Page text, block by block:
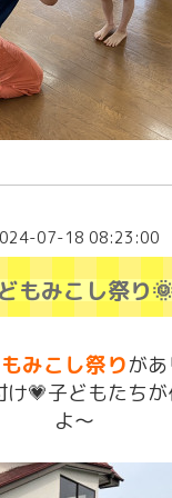
07-18 08:23:00
もみこし祭り
みこし祭りが
💗子どもたち
よ～